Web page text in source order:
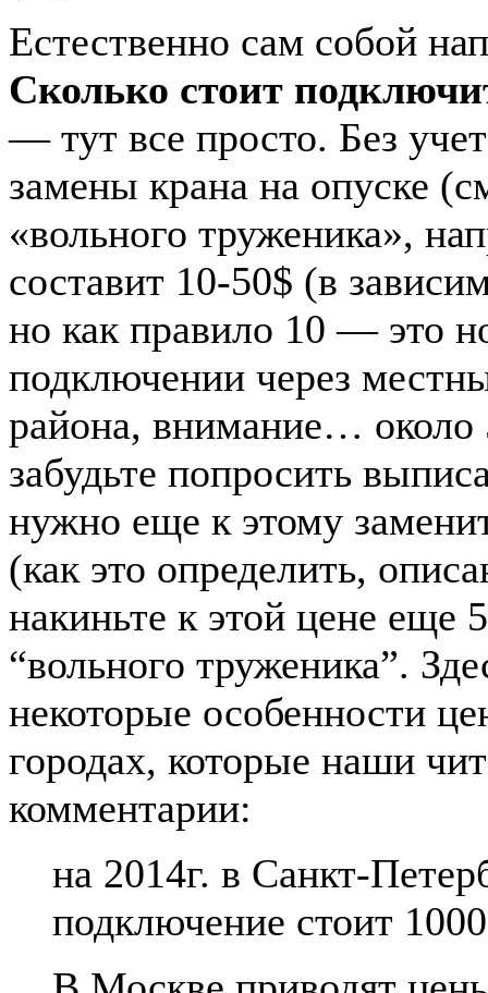
Естественно сам собой
Сколько стоит
— тут все просто. Без
замены крана на опуске
«вольного труженика»,
составит 10-50$ (в
но как правило 10 — это
подключении через
района, внимание…
забудьте попросить
нужно еще к этому
(как это определить,
накиньте к этой цене еще
“вольного труженика”.
некоторые особенности
городах, которые наши
комментарии:
на 2014г. в Санкт-
подключение стоит